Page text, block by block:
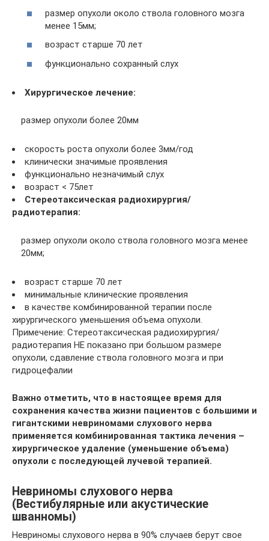
размер опухоли около ствола головного мозга
менее 15мм;
возраст старше 70 лет
функционально сохранный слух
Хирургическое лечение:
размер опухоли более 20мм
скорость роста опухоли более 3мм/год
клинически значимые проявления
функционально незначимый слух
возраст < 75лет
Стереотаксическая радиохирургия/
радиотерапия:
размер опухоли около ствола головного мозга менее
20мм;
возраст старше 70 лет
минимальные клинические проявления
в качестве комбинированной терапии после
хирургического уменьшения объема опухоли.
Примечение: Стереотаксическая радиохирургия/
радиотерапия НЕ показано при большом размере
опухоли, сдавление ствола головного мозга и при
гидроцефалии
Важно отметить, что в настоящее время для
сохранения качества жизни пациентов с большими и
гигантскими невриномами слухового нерва
применяется комбинированная тактика лечения –
хирургическое удаление (уменьшение объема)
опухоли с последующей лучевой терапией.
Невриномы слухового нерва
(Вестибулярные или акустические
шванномы)
Невриномы слухового нерва в 90% случаев берут свое